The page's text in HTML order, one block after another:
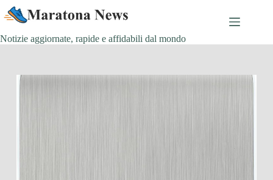
Salta
al
contenuto
Notizie aggiornate, rapide e affidabili dal mondo